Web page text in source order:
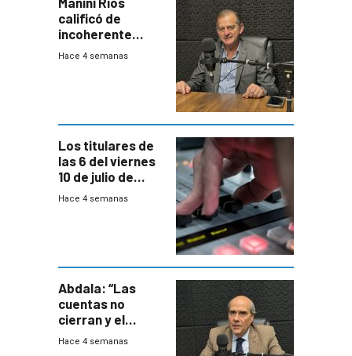
calificó de
incoherente
decisión de
Hace 4 semanas
Los titulares de
las 6 del viernes
10 de julio de
2026
Hace 4 semanas
Abdala: “Las
cuentas no
cierran y el
balance del
Hace 4 semanas